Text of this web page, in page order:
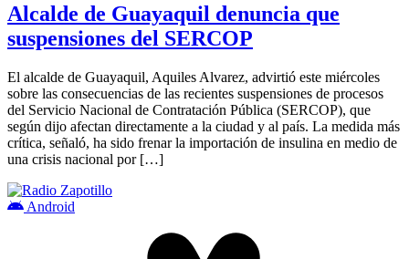
Alcalde de Guayaquil denuncia que
suspensiones del SERCOP
El alcalde de Guayaquil, Aquiles Alvarez, advirtió este miércoles
sobre las consecuencias de las recientes suspensiones de procesos
del Servicio Nacional de Contratación Pública (SERCOP), que
según dijo afectan directamente a la ciudad y al país. La medida más
crítica, señaló, ha sido frenar la importación de insulina en medio de
una crisis nacional por […]
Android